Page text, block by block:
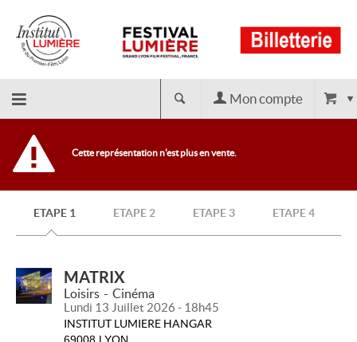
Retour
l'accueil
Mon compte
Cette représentation n'est plus en vente.
ETAPE 1 ETAPE 2 ETAPE 3 ETAPE 4
MATRIX
Loisirs Cinéma
Lundi 13 Juillet 2026 - 18h45
INSTITUT LUMIERE HANGAR
69008 LYON